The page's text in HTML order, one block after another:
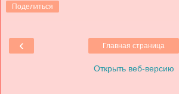
Поделиться
‹ Главная страница
Открыть веб-версию